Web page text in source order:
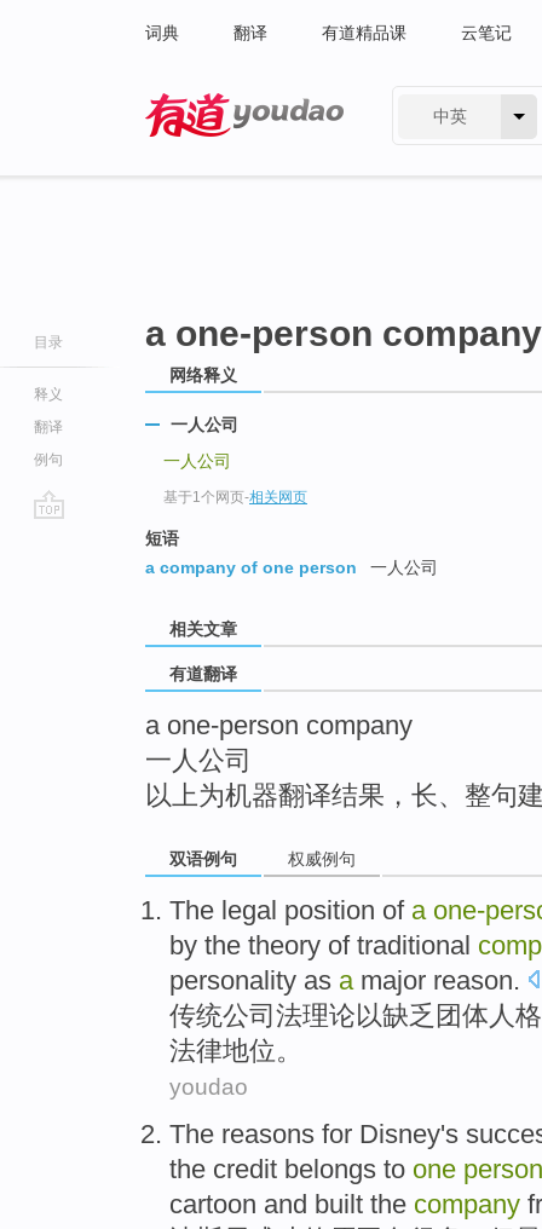
词典 翻译 有道精品课 云笔记
中英
目录
释义
翻译
例句
a one-person company
网络释义
一人公司
一人公司
基于1个网页-相关网页
短语
a company of one person
一人公司
相关文章
有道翻译
a one-person company
一人公司
以上为机器翻译结果，长、整句
双语例句 权威例句
The legal position of a one-
by the theory of traditional
personality as a major reason.
传统公司法理论以缺乏 团体 人格
法律地位。
youdao
The reasons for Disney's
the credit belongs to one person
cartoon and built the company